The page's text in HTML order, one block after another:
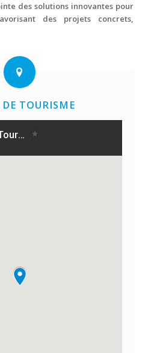
des solutions innovantes pour
des projets concrets,
DE TOURISME